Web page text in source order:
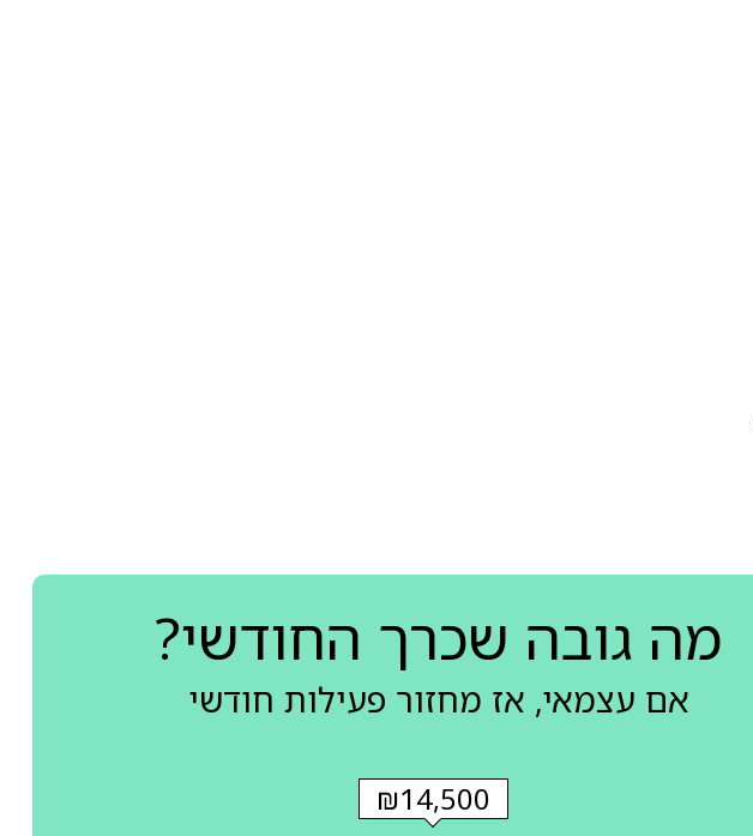
מה גובה שכרך החודשי?
אם עצמאי, אז מחזור פעילות חודשי
₪14,500